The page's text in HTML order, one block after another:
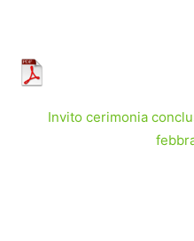
Invito cerimonia